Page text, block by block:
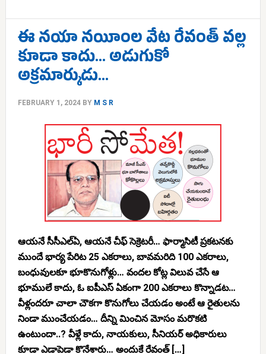
ఈ నయా నయీంల వేట రేవంత్ వల్ల
కూడా కాదు… అడుగుకో
అక్రమార్కుడు…
FEBRUARY 1, 2024BY M S R
ఆయనే సీసీఎల్ఏ, ఆయనే చీఫ్ సెక్రెటరీ… ఫార్మాసిటీ ప్రకటనకు
ముందే భార్య పేరిట 25 ఎకరాలు, బావమరిది 100 ఎకరాలు,
బంధువులకూ భూకొనుగోళ్లు… వందల కోట్ల విలువ చేసే ఆ
భూములే కాదు, ఓ ఐపీఎస్ ఏకంగా 200 ఎకరాలు కొన్నాడట…
వీళ్లందరూ చాలా చౌకగా కొనుగోలు చేయడం అంటే ఆ రైతులను
నిండా ముంచేయడం… దీన్ని మించిన మోసం మరొకటి
ఉంటుందా..? వీళ్లే కాదు, నాయకులు, సీనియర్ అధికారులు
కూడా ఎడాపెడా కొనేశారు… అందుకే రేవంత్ […]